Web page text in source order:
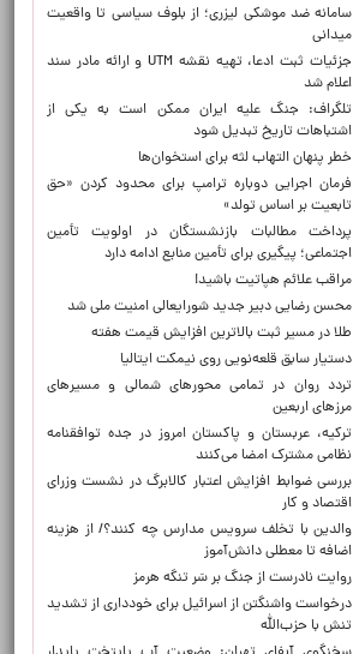
سامانه ضد موشکی لیزری؛ از بلوف سیاسی تا واقعیت
میدانی
جزئیات ثبت ادعا، تهیه نقشه UTM و ارائه مادر سند
اعلام شد
تلگراف: جنگ علیه ایران ممکن است به یکی از
اشتباهات تاریخ تبدیل شود
خطر پنهان التهاب لثه برای استخوان‌ها
فرمان اجرایی دوباره ترامپ برای محدود کردن «حق
تابعیت بر اساس تولد»
پرداخت مطالبات بازنشستگان در اولویت تأمین
اجتماعی؛ پیگیری برای تأمین منابع ادامه دارد
مراقب علائم هپاتیت باشید!
محسن رضایی دبیر جدید شورایعالی امنیت ملی شد
طلا در مسیر ثبت بالاترین افزایش قیمت هفته
دستیار سابق قلعه‌نویی روی نیمکت ایتالیا
تردد روان در تمامی محورهای شمالی و مسیرهای
مرزهای اربعین
ترکیه، عربستان و پاکستان امروز در جده توافقنامه
نظامی مشترک امضا می‌کنند
بررسی ضوابط افزایش اعتبار کالابرگ در نشست وزرای
اقتصاد و کار
والدین با تخلف سرویس مدارس چه کنند؟/ از هزینه
اضافه تا معطلی دانش‌آموز
روایت نادرست از جنگ بر سَر تنگه هرمز
درخواست واشنگتن از اسرائیل برای خودداری از تشدید
تنش با حزب‌الله